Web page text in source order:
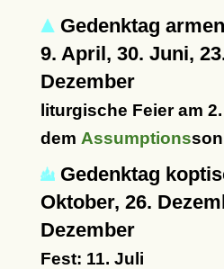
Gedenktag
9. April, 30. Juni,
Dezember
liturgische Feier am
dem Assumptions
Gedenktag
Oktober, 26.
Dezember
Fest: 11. Juli